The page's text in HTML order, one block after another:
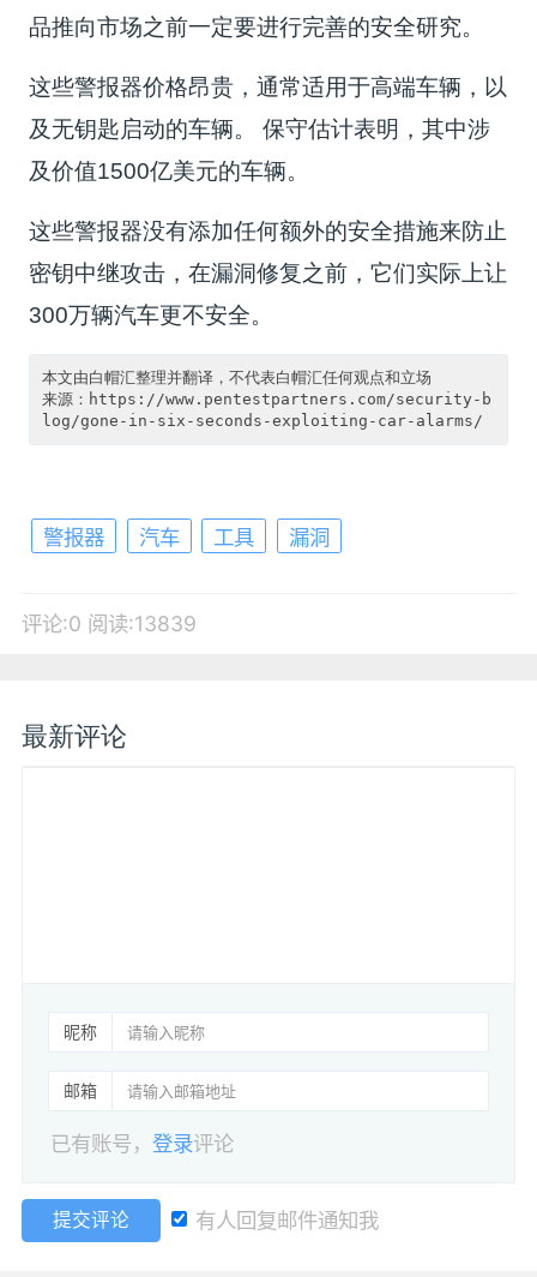
品推向市场之前一定要进行完善的安全研究。
这些警报器价格昂贵，通常适用于高端车辆，以
及无钥匙启动的车辆。 保守估计表明，其中涉
及价值1500亿美元的车辆。
这些警报器没有添加任何额外的安全措施来防止
密钥中继攻击，在漏洞修复之前，它们实际上让
300万辆汽车更不安全。
本文由白帽汇整理并翻译，不代表白帽汇任何观点和立场
来源：https://www.pentestpartners.com/security-b
警报器 汽车 工具 漏洞
评论:0 阅读:13839
最新评论
昵称
邮箱
已有账号，登录评论
提交评论 有人回复邮件通知我